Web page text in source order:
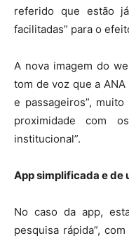
referido que estão
facilitadas” para o
A nova imagem do
tom de voz que a
e passageiros”,
proximidade com
institucional”.
App simplificada e de
No caso da app,
pesquisa rápida”,